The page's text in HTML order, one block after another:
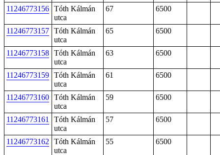
11246773156 Tóth Kálmán
utca
67 6500
11246773157 Tóth Kálmán
utca
65 6500
11246773158 Tóth Kálmán
utca
63 6500
11246773159 Tóth Kálmán
utca
61 6500
11246773160 Tóth Kálmán
utca
59 6500
11246773161
Tóth Kálmán
utca
57 6500
11246773162
Tóth Kálmán
utca
55 6500